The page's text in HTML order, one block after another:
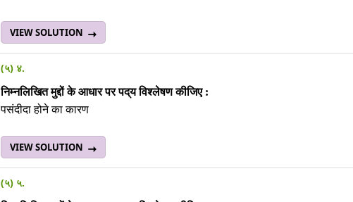
VIEW SOLUTION
(५) ४.
निम्‍नलिखित मुद्दों के आधार पर पद्‌य विश्लेषण कीजिए :
पसंदीदा होने का कारण
VIEW SOLUTION
(५) ५.